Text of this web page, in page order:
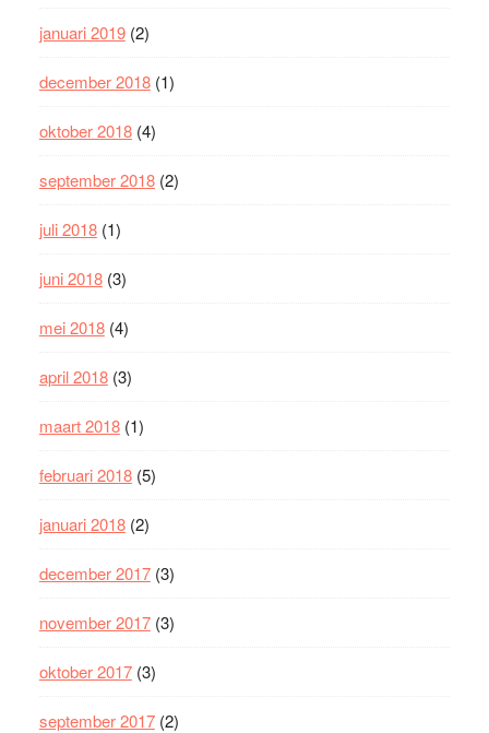
januari 2019(2)
december 2018(1)
oktober 2018(4)
september 2018(2)
juli 2018(1)
juni 2018(3)
mei 2018(4)
april 2018(3)
maart 2018(1)
februari 2018(5)
januari 2018(2)
december 2017(3)
november 2017(3)
oktober 2017(3)
september 2017(2)